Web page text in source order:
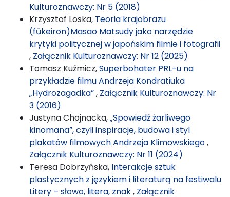
Kulturoznawczy: Nr 5 (2018)
Krzysztof Loska, Teoria krajobrazu
(fūkeiron)Masao Matsudy jako narzędzie
krytyki politycznej w japońskim filmie i fotografii
, Załącznik Kulturoznawczy: Nr 12 (2025)
Tomasz Kuźmicz,Superbohater PRL-u na
przykładzie filmu Andrzeja Kondratiuka
„Hydrozagadka”, Załącznik Kulturoznawczy: Nr
3 (2016)
Justyna Chojnacka,„Spowiedź żarliwego
kinomana”, czyli inspiracje, budowa i styl
plakatów filmowych Andrzeja Klimowskiego,
Załącznik Kulturoznawczy: Nr 11 (2024)
Teresa Dobrzyńska, Interakcje sztuk
plastycznych z językiem i literaturą na festiwalu
Litery – słowo, litera, znak, Załącznik